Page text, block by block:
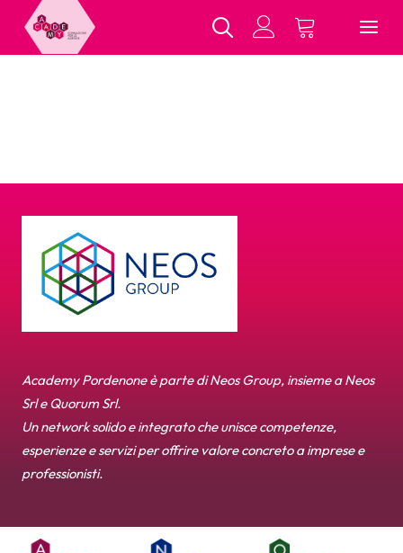
Tutti i Corsi
In Presenza
Contatti
News
Academy Pordenone è parte di Neos Group, insieme a Neos
Srl e Quorum Srl.
Un network solido e integrato che unisce competenze,
esperienze e servizi per offrire valore concreto a imprese e
professionisti.